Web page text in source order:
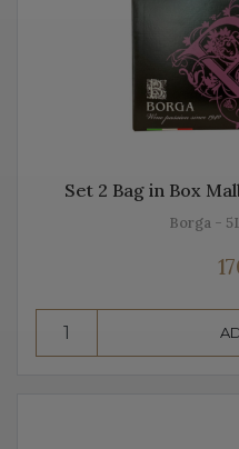
ajunge în întreaga lume și
istoria, tradiția, modul de
Diversitatea etichetelor
dar și în întreaga lume.
tine acasă, chiar din
Set 2 Bag in Box
Borga -